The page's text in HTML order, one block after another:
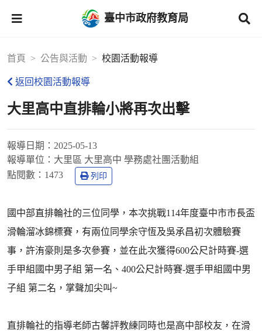
臺中市政府教育局
首頁 公告與活動 校園活動報導
返回校園活動報導
大里高中直排輪小將再次出擊
報導日期： 2025-05-13
報導單位： 大里區 大里高中 學務處社團活動組
點閱數： 1473 列印
國中部直排輪社的三位同學，本次挑戰114年度臺中市市長盃
滑輪溜冰錦標賽，有兩位同學余守恆及吳承昌初次體驗賽
事，許洧豪則是多次參賽，並在此次獲得600公尺計時賽-選
手甲組國中男子組 第一名、400公尺計時賽-選手甲組國中男
子組 第二名，掌聲加尖叫~
直排輪社的指導老師古馨評教練同時也是高中部校友，在滑